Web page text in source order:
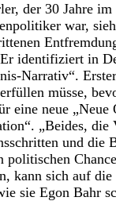
der 30 Jahre
war,
identifiziert in
Narrativ“.
müsse,
eine neue
„Beides,
und die
politischen
kann sich auf
sie Egon Bahr